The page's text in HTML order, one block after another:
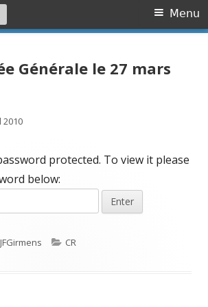
Menu
Rechercher :
Générale le 27 mars
2010
protected. To view it please
below:
Author
JFGirmens Categories
CR